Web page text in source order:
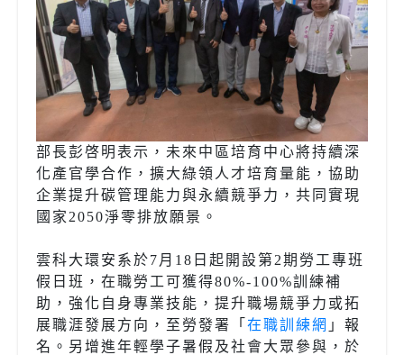
部長彭啓明表示，未來中區培育中心將持續深
化產官學合作，擴大綠領人才培育量能，協助
企業提升碳管理能力與永續競爭力，共同實現
國家2050淨零排放願景。
雲科大環安系於7月18日起開設第2期勞工專班
假日班，在職勞工可獲得80%-100%訓練補
助，強化自身專業技能，提升職場競爭力或拓
展職涯發展方向，至勞發署「 在職訓練網 」報
名。另增進年輕學子暑假及社會大眾參與，於